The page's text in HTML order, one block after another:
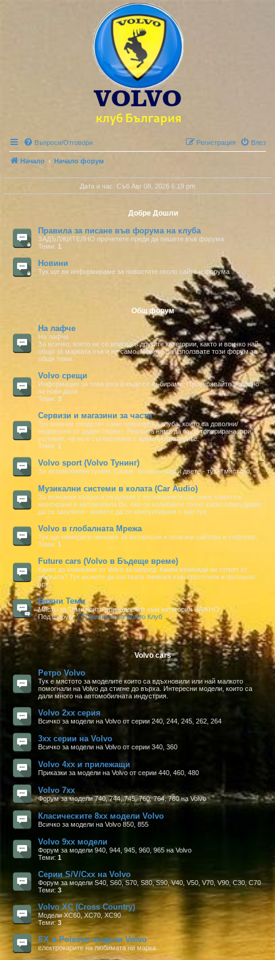
Въпроси/Отговори Влез
Регистрация
Начало Начало форум
Дата и час: Съб Авг 08, 2026 6:19 pm
Добре Дошли
Правила за писане във форума на клуба
ЗАДЪЛЖИТЕЛНО прочетете преди да пишете във форума
Теми: 1
Новини
Тук ще ви информираме за новостите около сайта и форума
Общ форум
На лафче
На лафче
За всичко, което не се вписва в другите категории, както и всичко най
общо за марката пък и не само. Можете да използвате този форум за
общи теми.
Volvo срещи
Информация за това кога и къде се събираме. Проверявайте редовно
за нови дати.
Теми: 3
Сервизи и магазини за части
Тук мнение споделят само членове на клуба, които са доволни/
недоволни от даден сервиз. Реклама няма да бъде толерирана, при
условие, че не е съгласувана с администраторите.
Теми: 1
Volvo sport (Volvo Тунинг)
За автомобилен тунинг. Силов, оптичен или и двете - тук е мястото.
Музикални системи в колата (Car Audio)
За всякакви въпроси свързани с музикалните системи, които са
монтирани в автомобила Ви. Ако се колебаете точно какво оборудване
да си закупите - можете да се консултирате с нас тук.
Volvo в глобалната Мрежа
Тук ще намерите линкове за интересни и полезни сайтове и софтуер.
Теми: 1
Future cars (Volvo в Бъдеще време)
Какво да очакваме от Volvo за напред. Какви изненади ни готвят от
марката? Тук можете да поствате линкове към прототипи и фотошоп
арт.
Важни Теми
Място за Теми които принадлежат към категория ВАЖНО
Под форум:
Приятели на Волво Клуб
Volvo cars
Ретро Volvo
Тук е мястото за моделите които са вдъхновили или най малкото
помогнали на Volvo да стигне до върха. Интересни модели, които са
дали много на автомобилната индустрия.
Volvo 2xx серия
Всичко за модели на Volvo от серии 240, 244, 245, 262, 264
3xx серии на Volvo
Всичко за модели на Volvo от серии 340, 360
Volvo 4xx и прилежащи
Приказки за модели на Volvo от серии 440, 460, 480
Volvo 7xx
Форум за модели 740, 744, 745, 760, 764, 780 на Volvo
Класическите 8xx модели Volvo
Всичко за модели на Volvo 850, 855
Volvo 9xx модели
Форум за модели 940, 944, 945, 960, 965 на Volvo
Теми: 1
Серии S/V/Cxx на Volvo
Форум за модели S40, S60, S70, S80, S90, V40, V50, V70, V90, C30, C70
Теми: 3
Volvo XC (Cross Country)
Mодели XC60, XC70, XC90
Теми: 3
EX и Polestar модели Volvo
електрокарите на любимата ни марка